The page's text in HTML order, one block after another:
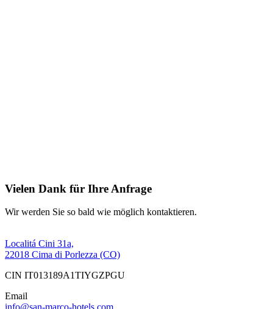
Vielen Dank für Ihre Anfrage
Wir werden Sie so bald wie möglich kontaktieren.
Localitá Cini 31a,
22018 Cima di Porlezza (CO)
CIN IT013189A1TIYGZPGU
Email